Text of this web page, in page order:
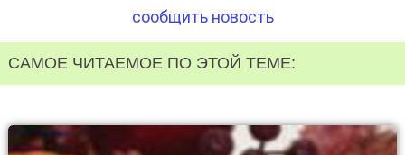
сообщить новость
САМОЕ ЧИТАЕМОЕ ПО ЭТОЙ ТЕМЕ: